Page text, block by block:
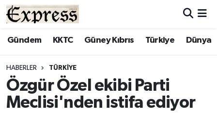
Gündem KKTC Güney Kıbrıs Türkiye Dünya
HABERLER TÜRKIYE
Özgür Özel ekibi Parti
Meclisi'nden istifa ediyor
ALAYKÖY
BİLİM
Hava Durumu
Süper Lig Puan Durumu ve Fikstür